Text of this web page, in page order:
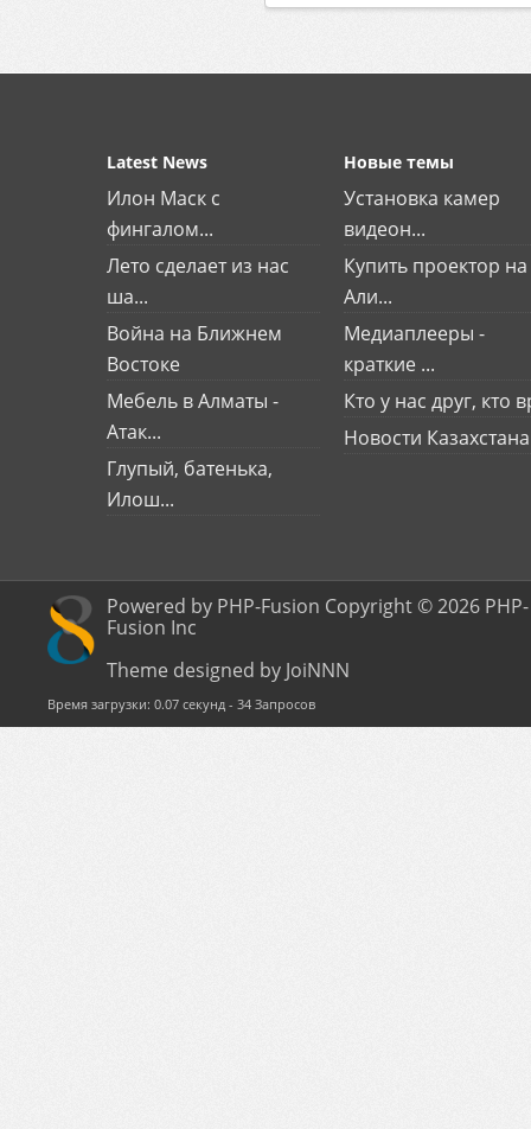
Latest News
Илон Маск с
фингалом...
Лето сделает из нас
ша...
Война на Ближнем
Востоке
Мебель в Алматы -
Атак...
Глупый, батенька,
Илош...
Новые темы
Установка камер
видеон...
Купить проектор на
Али...
Медиаплееры -
краткие ...
Кто у нас друг, кто
Новости Казахстана
Powered by PHP-Fusion Copyright © 2026 PHP-
Fusion Inc
Theme designed by JoiNNN
Время загрузки: 0.07 секунд - 34 Запросов